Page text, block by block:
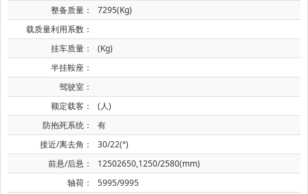
整备质量：
7295(Kg)
载质量利用系数：
挂车质量：
(Kg)
半挂鞍座：
驾驶室：
额定载客：
(人)
防抱死系统：
有
接近/离去角：
30/22(°)
前悬/后悬：
12502650,1250/2580(mm)
轴荷：
5995/9995